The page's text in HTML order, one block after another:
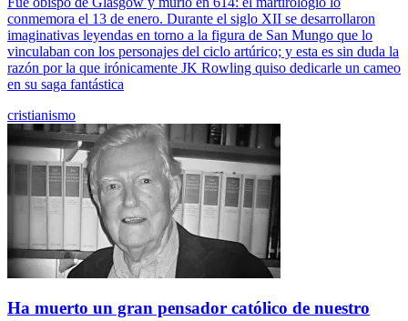
conmemora el 13 de enero. Durante el siglo XII se desarrollaron
imaginativas leyendas en torno a la figura de San Mungo que lo
vinculaban con los personajes del ciclo artúrico; y esta es sin duda la
razón por la que irónicamente JK Rowling quiso dedicarle un cameo
en su saga fantástica
cristianismo
Ha muerto un gran pensador católico de nuestro